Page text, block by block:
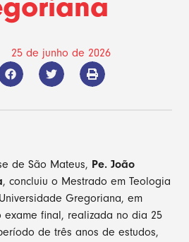
25 de junho de 2026
de São Mateus, Pe. João
, concluiu o Mestrado em Teologia
Gregoriana, em
exame final, realizada no dia 25
de três anos de estudos,